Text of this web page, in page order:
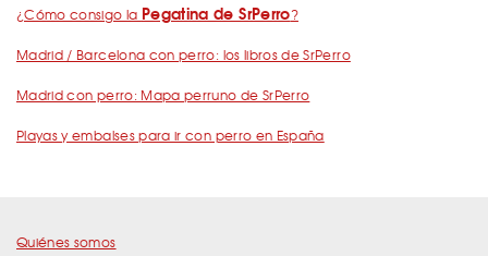
¿Cómo consigo la Pegatina de SrPerro?
Madrid / Barcelona con perro: los libros de SrPerro
Madrid con perro: Mapa perruno de SrPerro
Playas y embalses para ir con perro en España
Quiénes somos